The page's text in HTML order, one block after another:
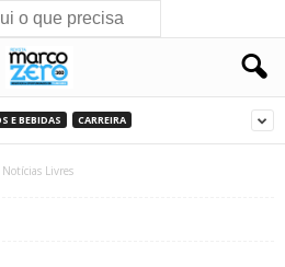
E BEBIDAS CARREIRA
Notícias Livres